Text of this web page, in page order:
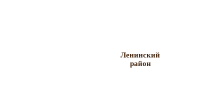
Ленинский
район